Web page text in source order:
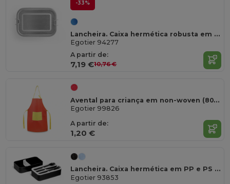
-33%
Lancheira. Caixa hermética robusta em aço inoxidável (90% reciclado) 750 mL
Egotier 94277
A partir de:
7,19 €10,76 €
Avental para criança em non-woven (80 g/m²)
Egotier 99826
A partir de:
1,20 €
Lancheira. Caixa hermética em PP e PS 680 mL
Egotier 93853